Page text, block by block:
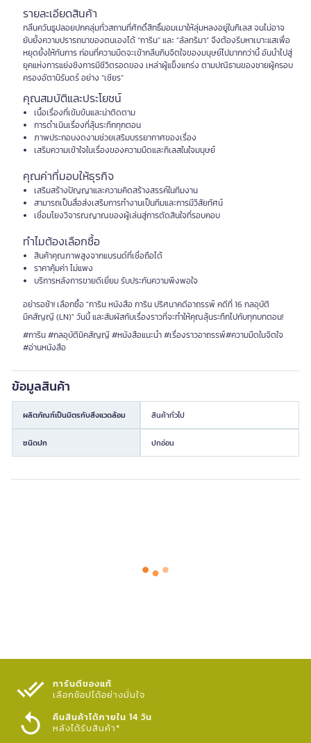
รายละเอียดสินค้า
กลิ่นควันธูปลอยปกคลุ่มทั่วสถานที่ศักดิ์สิทธิ์มอมเมาให้ลุ่มหลงอยู่ในกิเลส จนไม่อาจ
ยับยั้งความปรารถนาของตนเองได้ “การิน” และ “ลัลทริมา” จึงต้องรีบหาเบาะแสเพื่อ
หยุดยั้งให้ทันการ ก่อนที่ความมืดจะเข้ากลืนกินจิตใจของมนุษย์ไปมากกว่านี้ อันนำไปสู่
ยุคแห่งการแย่งชิงการมีชีวิตรอดของ เหล่าผู้แข็งแกร่ง ตามปณิธานของชายผู้ครอบ
ครองอัตานิรันดร์ อย่าง “เชียร”
คุณสมบัติและประโยชน์
เนื้อเรื่องที่เข้มข้นและน่าติดตาม
การดำเนินเรื่องที่ลุ้นระทึกทุกตอน
ภาพประกอบงดงามช่วยเสริมบรรยากาศของเรื่อง
เสริมความเข้าใจในเรื่องของความมืดและกิเลสในใจมนุษย์
คุณค่าที่มอบให้ธุรกิจ
เสริมสร้างปัญญาและความคิดสร้างสรรค์ในทีมงาน
สามารถเป็นสื่อส่งเสริมการทำงานเป็นทีมและการมีวิสัยทัศน์
เชื่อมโยงวิจารณญาณของผู้เล่นสู่การตัดสินใจที่รอบคอบ
ทำไมต้องเลือกซื้อ
สินค้าคุณภาพสูงจากแบรนด์ที่เชื่อถือได้
ราคาคุ้มค่า ไม่แพง
บริการหลังการขายดีเยี่ยม รับประกันความพึงพอใจ
อย่ารอช้า! เลือกซื้อ "การิน หนังสือ การิน ปริศนาคดีอาถรรพ์ คดีที่ 16 กลอุบัติ
มิคสัญญี (LN)" วันนี้ และสัมผัสกับเรื่องราวที่จะทำให้คุณลุ้นระทึกไปกับทุกบทตอน!
#การิน #กลอุบัติมิคสัญญี #หนังสือแนะนำ #เรื่องราวอาถรรพ์#ความมืดในจิตใจ
#อ่านหนังสือ
ข้อมูลสินค้า
ผลิตภัณฑ์เป็นมิตรกับสิ่งแวดล้อม สินค้าทั่วไป
ชนิดปก ปกอ่อน
การันตีของแท้
เลือกช้อปได้อย่างมั่นใจ​
คืนสินค้าได้ภายใน 14 วัน
หลังได้รับสินค้า*